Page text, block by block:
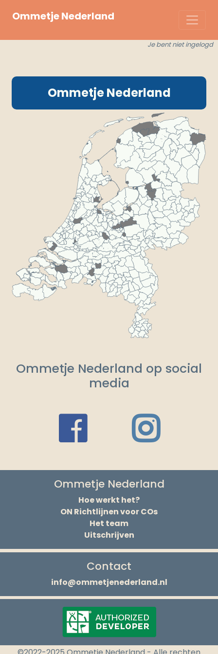
Ommetje Nederland
Je bent niet ingelogd
Ommetje Nederland
Ommetje Nederland op social
media
Ommetje Nederland
Hoe werkt het?
ON Richtlijnen voor COs
Het team
Uitschrijven
Contact
info@ommetjenederland.nl